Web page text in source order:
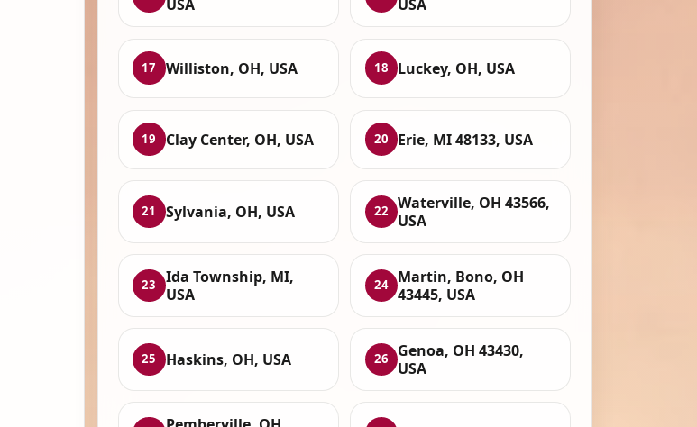
USA
USA
17 Williston, OH, USA 18 Luckey, OH, USA
19 Clay Center, OH, USA 20 Erie, MI 48133, USA
21 Sylvania, OH, USA 22
Waterville, OH 43566,
USA
23
Ida Township, MI,
USA
24
Martin, Bono, OH
43445, USA
25 Haskins, OH, USA 26
Genoa, OH 43430,
USA